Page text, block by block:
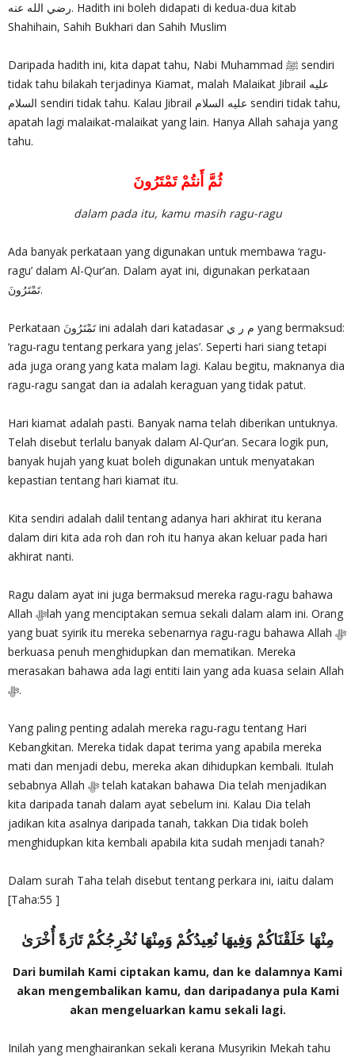
رضي الله عنه. Hadith ini boleh didapati di kedua-dua kitab
Shahihain, Sahih Bukhari dan Sahih Muslim
Daripada hadith ini, kita dapat tahu, Nabi Muhammad ﷺ sendiri
tidak tahu bilakah terjadinya Kiamat, malah Malaikat Jibrail عليه
السلام sendiri tidak tahu. Kalau Jibrail عليه السلام sendiri tidak tahu,
apatah lagi malaikat-malaikat yang lain. Hanya Allah sahaja yang
tahu.
ثُمَّ أَنتُمْ تَمْتَرُونَ
dalam pada itu, kamu masih ragu-ragu
Ada banyak perkataan yang digunakan untuk membawa ‘ragu-
ragu’ dalam Al-Qur’an. Dalam ayat ini, digunakan perkataan
تَمْتَرُونَ.
Perkataan تَمْتَرُونَ ini adalah dari katadasar م ر ي yang bermaksud:
‘ragu-ragu tentang perkara yang jelas’. Seperti hari siang tetapi
ada juga orang yang kata malam lagi. Kalau begitu, maknanya dia
ragu-ragu sangat dan ia adalah keraguan yang tidak patut.
Hari kiamat adalah pasti. Banyak nama telah diberikan untuknya.
Telah disebut terlalu banyak dalam Al-Qur’an. Secara logik pun,
banyak hujah yang kuat boleh digunakan untuk menyatakan
kepastian tentang hari kiamat itu.
Kita sendiri adalah dalil tentang adanya hari akhirat itu kerana
dalam diri kita ada roh dan roh itu hanya akan keluar pada hari
akhirat nanti.
Ragu dalam ayat ini juga bermaksud mereka ragu-ragu bahawa
Allah‎ ﷻlah yang menciptakan semua sekali dalam alam ini. Orang
yang buat syirik itu mereka sebenarnya ragu-ragu bahawa Allah ‎ﷻ
berkuasa penuh menghidupkan dan mematikan. Mereka
merasakan bahawa ada lagi entiti lain yang ada kuasa selain Allah‎
ﷻ.
Yang paling penting adalah mereka ragu-ragu tentang Hari
Kebangkitan. Mereka tidak dapat terima yang apabila mereka
mati dan menjadi debu, mereka akan dihidupkan kembali. Itulah
sebabnya Allah ‎ﷻ telah katakan bahawa Dia telah menjadikan
kita daripada tanah dalam ayat sebelum ini. Kalau Dia telah
jadikan kita asalnya daripada tanah, takkan Dia tidak boleh
menghidupkan kita kembali apabila kita sudah menjadi tanah?
Dalam surah Taha telah disebut tentang perkara ini, iaitu dalam
[Taha:55 ]
مِنْهَا خَلَقْنَاكُمْ وَفِيهَا نُعِيدُكُمْ وَمِنْهَا نُخْرِجُكُمْ تَارَةً أُخْرَىٰ
Dari bumilah Kami ciptakan kamu, dan ke dalamnya Kami
akan mengembalikan kamu, dan daripadanya pula Kami
akan mengeluarkan kamu sekali lagi.
Inilah yang menghairankan sekali kerana Musyrikin Mekah tahu